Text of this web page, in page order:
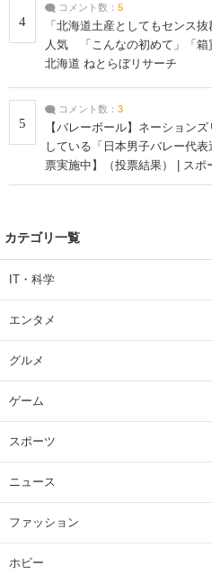
4
コメント数： 5
「北海道土産としてもセンス
人気 「こんなの初めて」「箱
北海道 ねとらぼリサーチ
5
コメント数： 3
【バレーボール】ネーション
している「日本男子バレー代
票実施中】（投票結果） | スポ
カテゴリ一覧
IT・科学
エンタメ
グルメ
ゲーム
スポーツ
ニュース
ファッション
ホビー